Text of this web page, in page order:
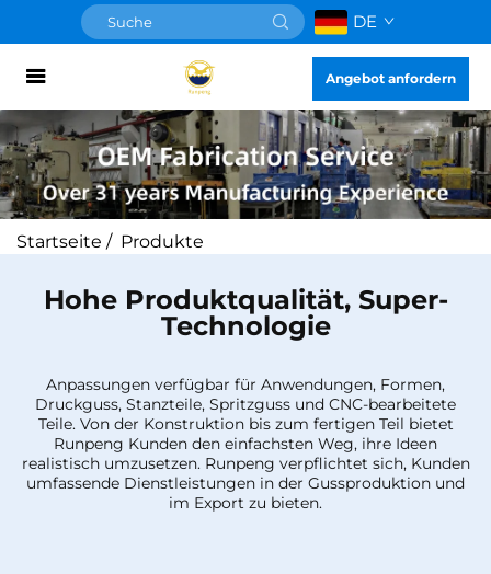
DE
Angebot anfordern
Startseite / Produkte
Hohe Produktqualität, Super-
Technologie
Anpassungen verfügbar für Anwendungen, Formen,
Druckguss, Stanzteile, Spritzguss und CNC-bearbeitete
Teile. Von der Konstruktion bis zum fertigen Teil bietet
Runpeng Kunden den einfachsten Weg, ihre Ideen
realistisch umzusetzen. Runpeng verpflichtet sich, Kunden
umfassende Dienstleistungen in der Gussproduktion und
im Export zu bieten.